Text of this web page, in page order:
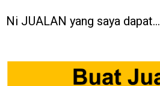
Ni JUALAN yang saya dapat…